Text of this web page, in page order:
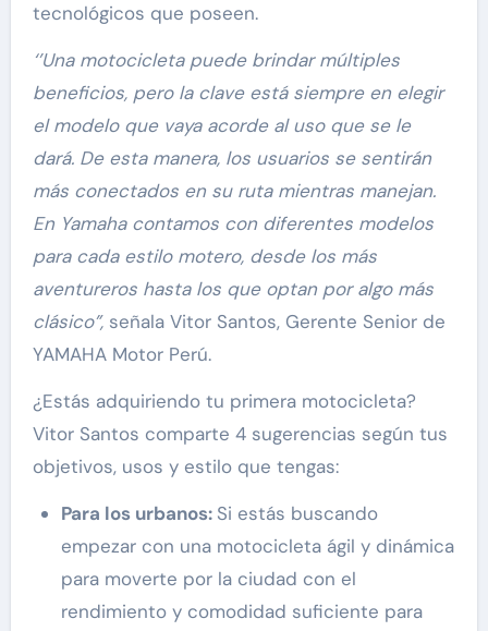
tecnológicos que poseen.
‘’Una motocicleta puede brindar múltiples
beneficios, pero la clave está siempre en elegir
el modelo que vaya acorde al uso que se le
dará. De esta manera, los usuarios se sentirán
más conectados en su ruta mientras manejan.
En Yamaha contamos con diferentes modelos
para cada estilo motero, desde los más
aventureros hasta los que optan por algo más
clásico”, señala Vitor Santos, Gerente Senior de
YAMAHA Motor Perú.
¿Estás adquiriendo tu primera motocicleta?
Vitor Santos comparte 4 sugerencias según tus
objetivos, usos y estilo que tengas:
Para los urbanos: Si estás buscando
empezar con una motocicleta ágil y dinámica
para moverte por la ciudad con el
rendimiento y comodidad suficiente para